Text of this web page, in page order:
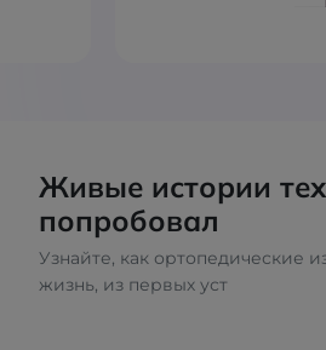
Живые истории
попробовал
Узнайте, как ортопедические
жизнь, из первых уст